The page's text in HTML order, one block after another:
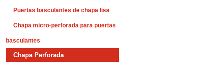
Puertas basculantes de chapa lisa
Chapa micro-perforada para puertas
basculantes
Chapa Perforada